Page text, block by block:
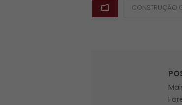
CATEGORIES
CONSTRUÇÃO